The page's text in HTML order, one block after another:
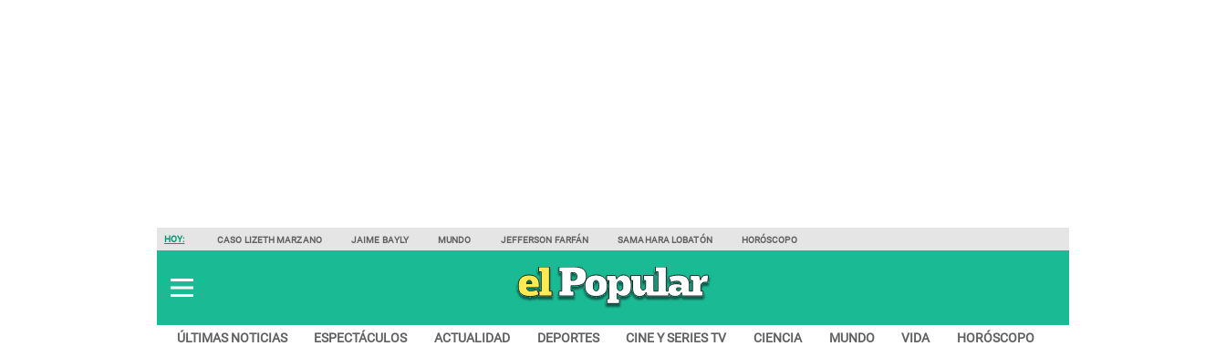
HOY: CASO LIZETH MARZANO JAIME BAYLY MUNDO JEFFERSON FARFÁN SAMAHARA LOBATÓN HORÓSCOPO
ÚLTIMAS NOTICIAS ESPECTÁCULOS ACTUALIDAD DEPORTES CINE Y SERIES TV CIENCIA MUNDO VIDA HORÓSCOPO